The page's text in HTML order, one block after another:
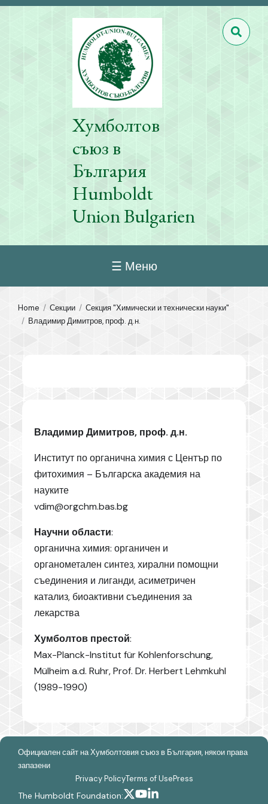
Хумболтов
съюз в
България
Humboldt
Union Bulgarien
☰ Меню
Home Секции
Секция "Химически и технически науки"
Владимир Димитров, проф. д.н.
Владимир Димитров, проф. д.н.
Институт по органична химия с Център по
фитохимия – Българска академия на
науките
vdim@orgchm.bas.bg
Научни области:
органична химия: органичен и
органометален синтез, хирални помощни
съединения и лиганди, асиметричен
катализ, биоактивни съединения за
лекарства
Хумболтов престой:
Max-Planck-Institut für Kohlenforschung,
Mülheim a.d. Ruhr, Prof. Dr. Herbert Lehmkuhl
(1989-1990)
Официален сайт на Хумболтовия съюз в България, някои права
запазени
Privacy PolicyTerms of UsePress
The Humboldt Foundation: